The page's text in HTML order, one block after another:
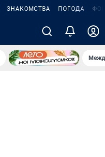
ЗНАКОМСТВА ПОГОДА